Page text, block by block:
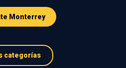
Monterrey
categorías